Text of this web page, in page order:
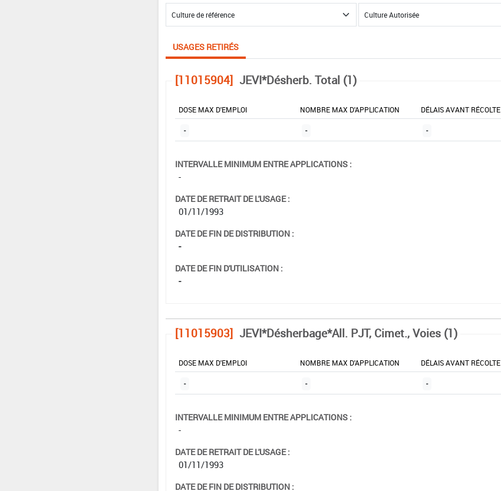
USAGES RETIRÉS
[11015904] JEVI*Désherb. Total (1)
DOSE MAX D'EMPLOI NOMBRE MAX D'APPLICATION DÉLAIS AVANT RÉCOLTE
- - -
INTERVALLE MINIMUM ENTRE APPLICATIONS :
-
DATE DE RETRAIT DE L'USAGE :
01/11/1993
DATE DE FIN DE DISTRIBUTION :
-
DATE DE FIN D'UTILISATION :
-
[11015903] JEVI*Désherbage*All. PJT, Cimet., Voies (1)
DOSE MAX D'EMPLOI NOMBRE MAX D'APPLICATION DÉLAIS AVANT RÉCOLTE
- - -
INTERVALLE MINIMUM ENTRE APPLICATIONS :
-
DATE DE RETRAIT DE L'USAGE :
01/11/1993
DATE DE FIN DE DISTRIBUTION :